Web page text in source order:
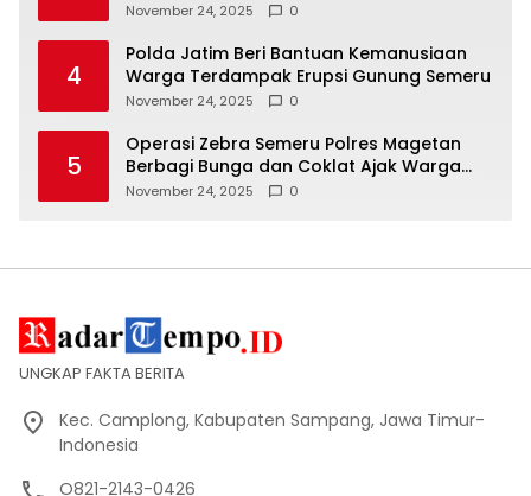
November 24, 2025 0
4
Polda Jatim Beri Bantuan Kemanusiaan
Warga Terdampak Erupsi Gunung Semeru
November 24, 2025 0
5
Operasi Zebra Semeru Polres Magetan
Berbagi Bunga dan Coklat Ajak Warga
Tertib Lalin
November 24, 2025 0
UNGKAP FAKTA BERITA
Kec. Camplong, Kabupaten Sampang, Jawa Timur-
Indonesia
O821-2143-0426